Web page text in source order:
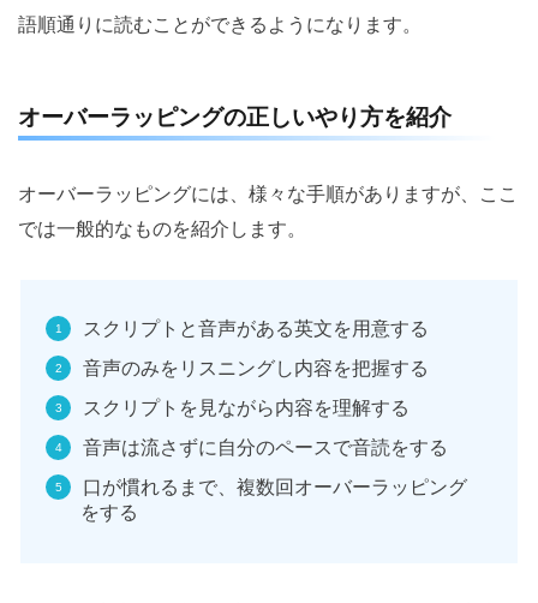
語順通りに読むことができるようになります。
オーバーラッピングの正しいやり方を紹介
オーバーラッピングには、様々な手順がありますが、ここ
では一般的なものを紹介します。
スクリプトと音声がある英文を用意する
音声のみをリスニングし内容を把握する
スクリプトを見ながら内容を理解する
音声は流さずに自分のペースで音読をする
口が慣れるまで、複数回オーバーラッピング
をする